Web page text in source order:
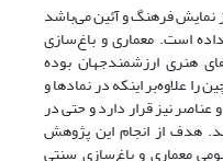
نمایش فرهنگ و آئین می‌باشد
است. معماری و باغ‌سازی
هنری ارزشمند‌جهان بوده
علاوه‌بر اینکه در نماد‌ها و
نیز قرار دارد و حتی در
هدف از انجام این پژوهش
معماری و باغ‌سازی سنتی